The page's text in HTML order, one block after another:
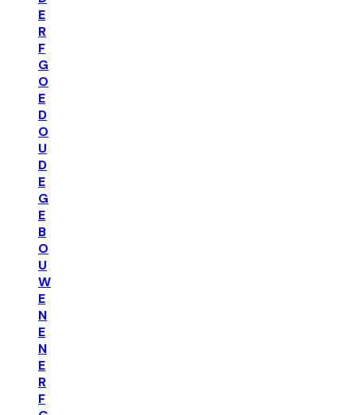
E
R
F
G
O
E
D
O
U
D
E
G
E
B
O
U
W
E
N
E
N
E
R
F